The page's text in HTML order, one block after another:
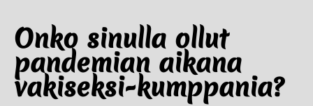
Onko sinulla ollut
pandemian aikana
vakiseksi-kumppania?